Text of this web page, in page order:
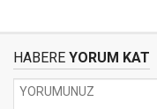
HABERE YORUM KAT